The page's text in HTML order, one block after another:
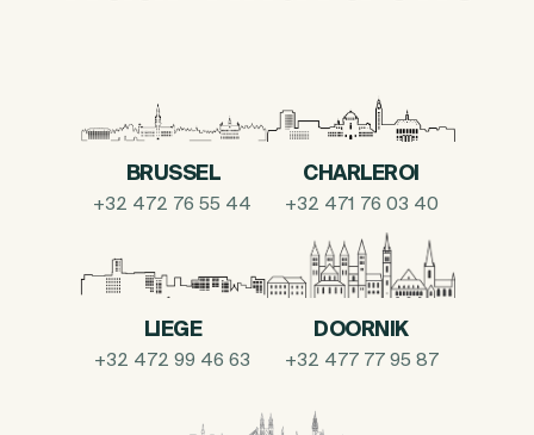
BRUSSEL
+32 472 76 55 44
CHARLEROI
+32 471 76 03 40
LIEGE
+32 472 99 46 63
DOORNIK
+32 477 77 95 87